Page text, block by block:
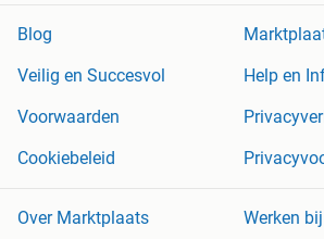
Blog
Veilig en Succesvol
Help en
Voorwaarden
Cookiebeleid
Over Marktplaats Werken bij